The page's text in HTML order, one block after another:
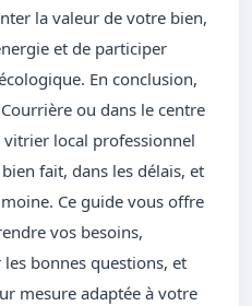
la valeur de votre bien,
et de participer
En conclusion,
ou dans le centre
vitrier local professionnel
fait, dans les délais, et
Ce guide vous offre
vos besoins,
bonnes questions, et
mesure adaptée à votre